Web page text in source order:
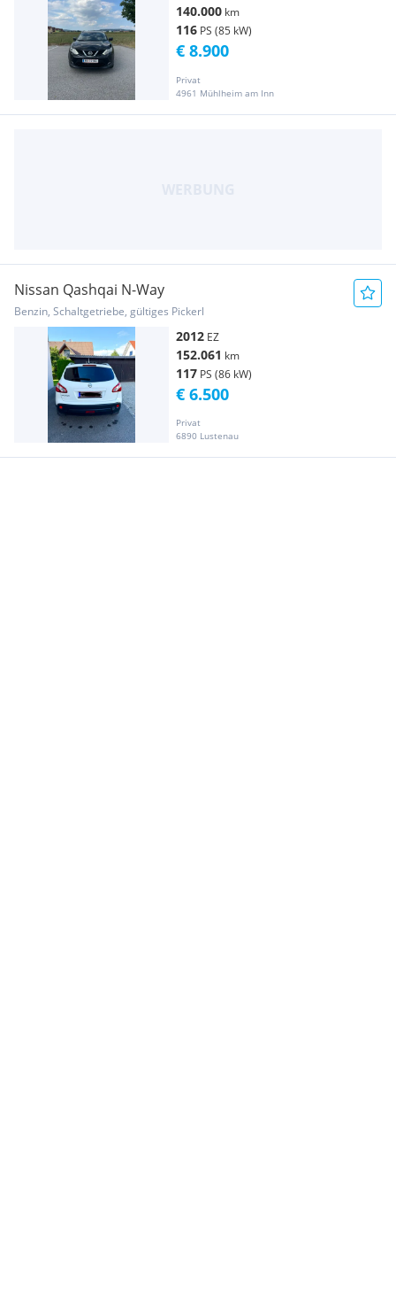
140.000 km
116 PS (85 kW)
Privat
4961 Mühlheim am Inn
€ 8.900
Nissan Qashqai N-Way
Benzin, Schaltgetriebe, gültiges Pickerl
2012 EZ
152.061 km
117 PS (86 kW)
Privat
6890 Lustenau
€ 6.500